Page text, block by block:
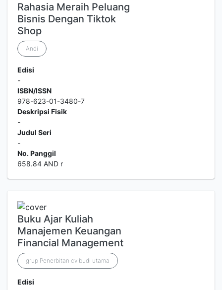
Rahasia Meraih Peluang
Bisnis Dengan Tiktok
Shop
Andi
Edisi
-
ISBN/ISSN
978-623-01-3480-7
Deskripsi Fisik
-
Judul Seri
-
No. Panggil
658.84 AND r
Buku Ajar Kuliah
Manajemen Keuangan
Financial Management
grup Penerbitan cv budi utama
Edisi